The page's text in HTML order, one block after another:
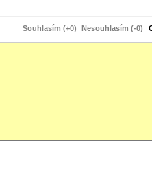
Souhlasím (+0) Nesouhlasím (-0)